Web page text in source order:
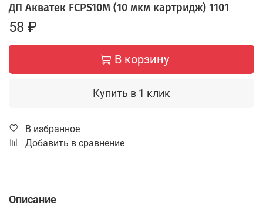
ДП Акватек FCPS10M (10 мкм картридж) 1101
58 ₽
В корзину
Купить в 1 клик
В избранное
Добавить в сравнение
Описание